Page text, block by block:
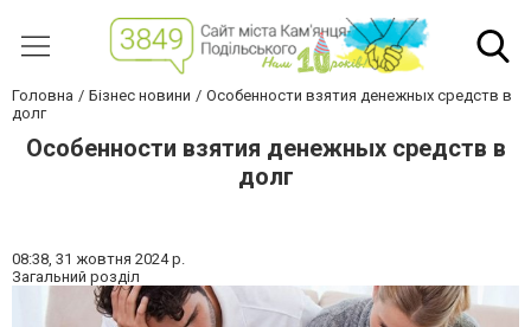
Головна Бізнес новини
Особенности взятия денежных средств в
долг
Особенности взятия денежных средств в
долг
08:38, 31 жовтня 2024 р.
Загальний розділ